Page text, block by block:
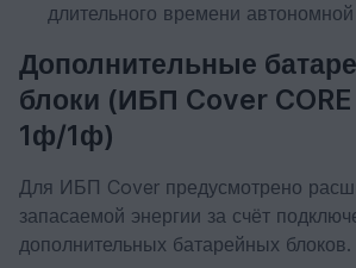
длительного времени
Дополнительные
блоки (ИБП Cover CORE
1ф/1ф)
Для ИБП Cover предусмотрено
запасаемой энергии за счёт
дополнительных батарейных блоков.